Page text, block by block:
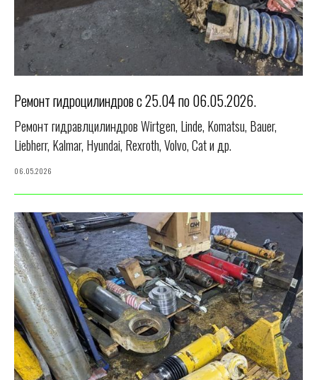
Ремонт гидроцилиндров с 25.04 по 06.05.2026.
Ремонт гидравлцилиндров Wirtgen, Linde, Komatsu, Bauer,
Liebherr, Kalmar, Hyundai, Rexroth, Volvo, Cat и др.
06.05.2026